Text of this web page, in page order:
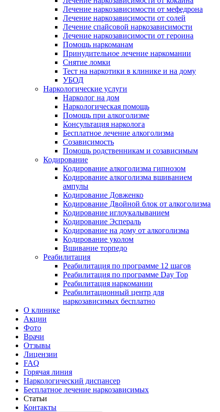
Лечение наркозависимости от мефедрона
Лечение наркозависимости от солей
Лечение спайсовой наркозависимости
Лечение наркозависимости от героина
Помощь наркоманам
Принудительное лечение наркомании
Снятие ломки
Тест на наркотики в клинике и на дому
УБОД
Наркологические услуги
Нарколог на дом
Наркологическая помощь
Помощь при алкоголизме
Консультация нарколога
Бесплатное лечение алкоголизма
Созависимость
Помощь родственникам и созависимым
Кодирование
Кодирование алкоголизма гипнозом
Кодирование алкоголизма вшиванием
ампулы
Кодирование Довженко
Кодирование Двойной блок от алкоголизма
Кодирование иглоукалыванием
Кодирование Эспераль
Кодирование на дому от алкоголизма
Кодирование уколом
Вшивание торпедо
Реабилитация
Реабилитация по программе 12 шагов
Реабилитация по программе Day Top
Реабилитация наркомании
Реабилитационный центр для
наркозависимых бесплатно
О клинике
Акции
Фото
Врачи
Отзывы
Лицензии
FAQ
Горячая линия
Наркологический диспансер
Бесплатное лечение наркозависимых
Статьи
Контакты